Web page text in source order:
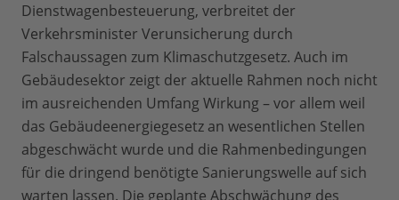
Dienstwagenbesteuerung, verbreitet der
Verkehrsminister Verunsicherung durch
Falschaussagen zum Klimaschutzgesetz. Auch im
Gebäudesektor zeigt der aktuelle Rahmen noch nicht
im ausreichenden Umfang Wirkung – vor allem weil
das Gebäudeenergiegesetz an wesentlichen Stellen
abgeschwächt wurde und die Rahmenbedingungen
für die dringend benötigte Sanierungswelle auf sich
warten lassen. Die geplante Abschwächung des